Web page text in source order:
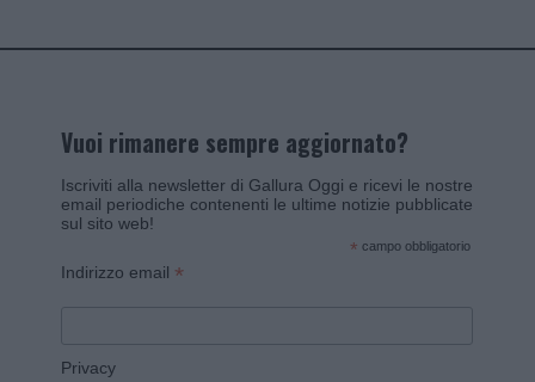
Vuoi rimanere sempre aggiornato?
Iscriviti alla newsletter di Gallura Oggi e ricevi le nostre
email periodiche contenenti le ultime notizie pubblicate
sul sito web!
* campo obbligatorio
Indirizzo email *
Privacy